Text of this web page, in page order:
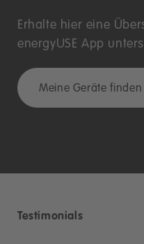
Erhalte hier eine
energyUSE App
Meine Geräte finden
Testimonials